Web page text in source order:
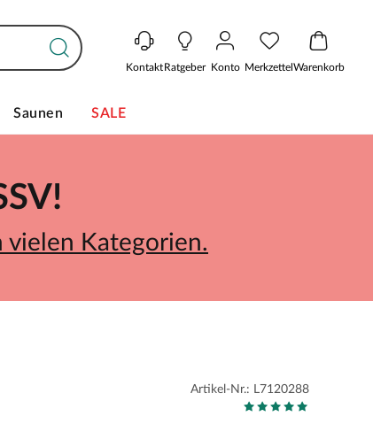
KontaktRatgeber Konto MerkzettelWarenkorb
Saunen SALE
vielen Kategorien.
Artikel-Nr.: L7120288